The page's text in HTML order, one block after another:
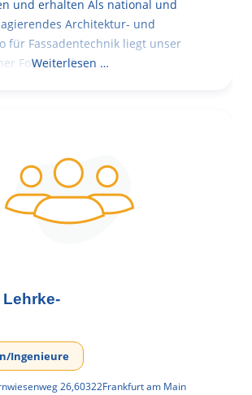
und erhalten Als national und
Architektur- und
für Fassadentechnik liegt unser
Fokus in der
Weiterlesen …
Ingenieure
26,60322Frankfurt am Main